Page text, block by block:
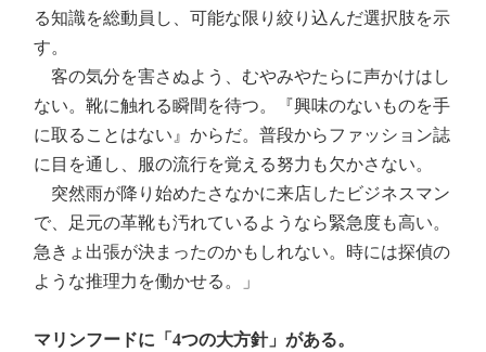
る知識を総動員し、可能な限り絞り込んだ選択肢を示
す。
客の気分を害さぬよう、むやみやたらに声かけはし
ない。靴に触れる瞬間を待つ。『興味のないものを手
に取ることはない』からだ。普段からファッション誌
に目を通し、服の流行を覚える努力も欠かさない。
突然雨が降り始めたさなかに来店したビジネスマン
で、足元の革靴も汚れているようなら緊急度も高い。
急きょ出張が決まったのかもしれない。時には探偵の
ような推理力を働かせる。」
マリンフードに「4つの大方針」がある。